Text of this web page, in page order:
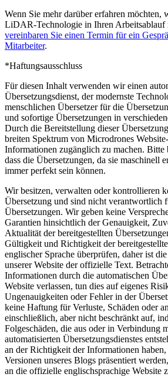
Wenn Sie mehr darüber erfahren möchten,
LiDAR-Technologie in Ihren Arbeitsablauf
vereinbaren Sie einen Termin für ein
Mitarbeiter.
*Haftungsausschluss
Für diesen Inhalt verwenden wir einen
Übersetzungsdienst, der modernste
menschlichen Übersetzer für die
und sofortige Übersetzungen in
Durch die Bereitstellung dieser
breiten Spektrum von Microdrones
Informationen zugänglich zu machen. Bitte
dass die Übersetzungen, da sie maschinell
immer perfekt sein können.
Wir besitzen, verwalten oder kontrollieren
Übersetzung und sind nicht verantwortlich
Übersetzungen. Wir geben keine
Garantien hinsichtlich der Genauigkeit,
Aktualität der bereitgestellten
Gültigkeit und Richtigkeit der
englischer Sprache überprüfen, daher ist
unserer Website der offizielle Text.
Informationen durch die automatischen
Website verlassen, tun dies auf eigenes
Ungenauigkeiten oder Fehler in der
keine Haftung für Verluste, Schäden oder
einschließlich, aber nicht beschränkt auf,
Folgeschäden, die aus oder in Verbindung
automatisierten Übersetzungsdienstes
an der Richtigkeit der Informationen
Versionen unseres Blogs präsentiert
an die offizielle englischsprachige Website